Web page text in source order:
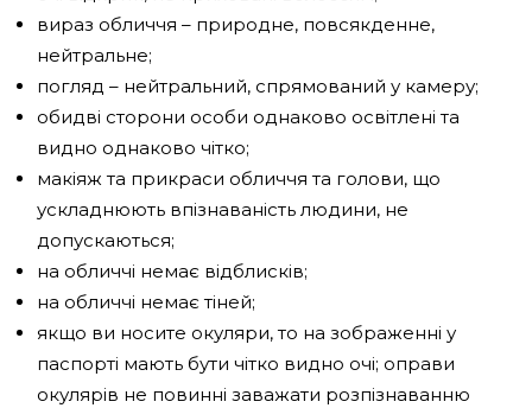
вираз обличчя – природне, повсякденне,
нейтральне;
погляд – нейтральний, спрямований у камеру;
обидві сторони особи однаково освітлені та
видно однаково чітко;
макіяж та прикраси обличчя та голови, що
ускладнюють впізнаваність людини, не
допускаються;
на обличчі немає відблисків;
на обличчі немає тіней;
якщо ви носите окуляри, то на зображенні у
паспорті мають бути чітко видно очі; оправи
окулярів не повинні заважати розпізнаванню